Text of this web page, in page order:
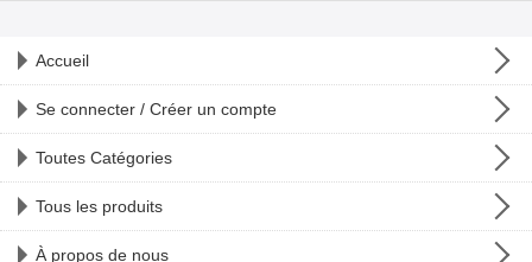
Accueil
Se connecter / Créer un compte
Toutes Catégories
Tous les produits
À propos de nous